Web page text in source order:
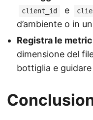
client_id e
d’ambiente o in
Registra le
dimensione del
bottiglia e